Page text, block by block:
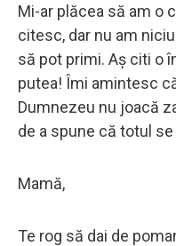
Mi-ar plăcea să am o
citesc, dar nu am
să pot primi. Aș citi o
putea! Îmi amintesc
Dumnezeu nu joacă
de a spune că totul
Mamă,
Te rog să dai de